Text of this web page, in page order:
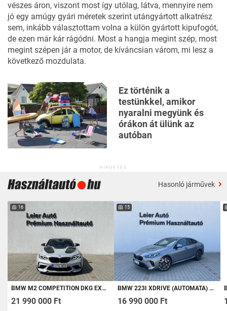
vészes áron, viszont most így utólag, látva, mennyire nem
jó egy amúgy gyári méretek szerint utángyártott alkatrész
sem, inkább választottam volna a külön gyártott kipufogót,
de ezen már kár rágódni. Most a hangja megint szép, most
megint szépen jár a motor, de kíváncsian várom, mi lesz a
következő mozdulata.
Ez történik a
testünkkel, amikor
nyaralni megyünk és
órákon át ülünk az
autóban
HIRDETÉS
Hasonló járművek
16
BMW M2 COMPETITION DKG EXTRÁK! - BMW GYŐR
21 990 000 Ft
15
BMW 223I XDRIVE (AUTOMATA) ÁFÁS - GARANCIÁLIS - BMW GYŐR
16 990 000 Ft